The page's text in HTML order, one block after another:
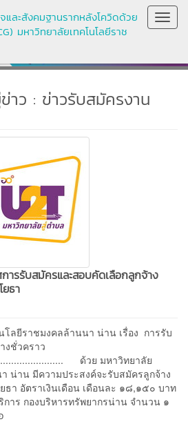
และสังคมฐานรากหลังโควิดด้วย
มหาวิทยาลัยเทคโนโลยีราช
าว : ข่าวรับสมัครงาน
ารรับสมัครและสอบคัดเลือกลูกจ้าง
ธา
โลยีราชมงคลล้านนา น่าน เรื่อง การรับ
งชั่วคราว
ด้วย มหาวิทยาลัย
น่าน มีความประสงค์จะรับสมัครลูกจ้าง
ธา อัตราเงินเดือน เดือนละ ๑๘,๑๕๐ บาท
การ กองบริหารทรัพยากรน่าน จำนวน ๑